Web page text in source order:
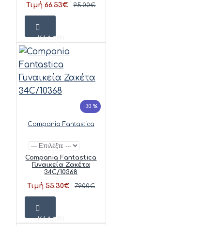
Τιμή 66.53€ 95.00€
ΚΑΛΆΘΙ
-30 %
Compania Fantastica
Compania Fantastica
Γυναικεία Ζακέτα
34C/10368
Τιμή 55.30€ 79.00€
ΚΑΛΆΘΙ